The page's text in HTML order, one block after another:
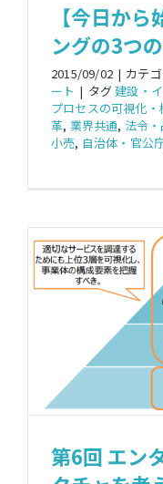
【今日か
ングの3つ
2015/09/02 | カテ
ート | タグ建設・
プロセスの可視化・
革, 業界共通, 法令
小売, 自治体・官公
第6回 エン